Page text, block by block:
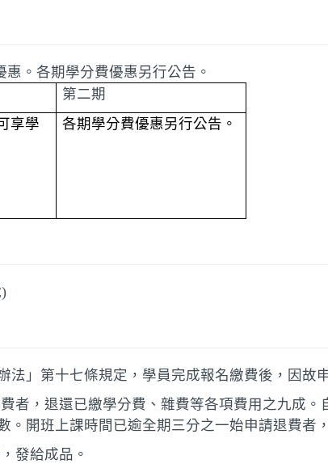
。各期學分費優惠另行公告。
第二期
享學
各期學分費優惠另行公告。
法」第十七條規定，學員完成報名繳費後，因故
者，退還已繳學分費、雜費等各項費用之九成
。開班上課時間已逾全期三分之一始申請退費者
發給成品。